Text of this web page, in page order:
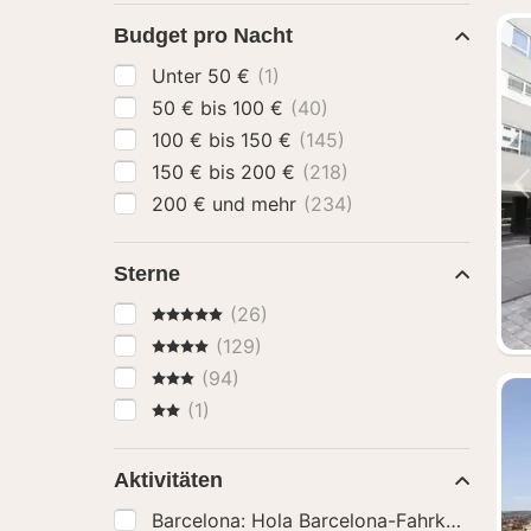
Budget pro Nacht
Unter 50 € (1)
50 € bis 100 € (40)
100 € bis 150 € (145)
150 € bis 200 € (218)
200 € und mehr (234)
Sterne
5 Sterne (26)
4 Sterne(129)
3 Sterne
(94)
2 Sterne
(1)
Aktivitäten